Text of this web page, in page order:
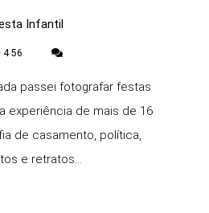
Infantil
456
passei fotografar festas
experiência de mais de 16
de casamento, política,
e retratos...